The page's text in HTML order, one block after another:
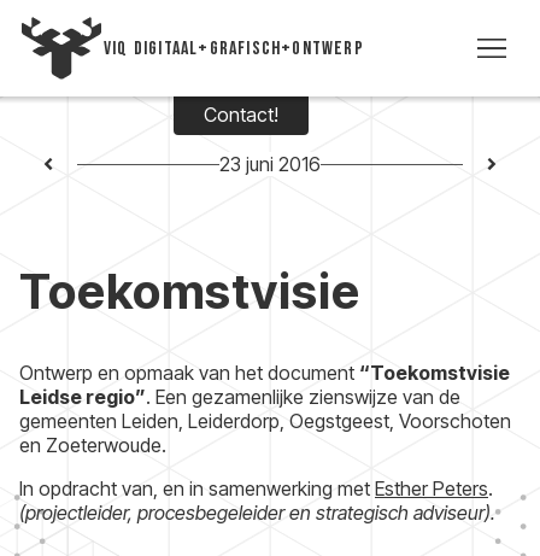
Contact!
23 juni 2016
Toekomstvisie
Ontwerp en opmaak van het document “Toekomstvisie
Leidse regio”. Een gezamenlijke zienswijze van de
gemeenten Leiden, Leiderdorp, Oegstgeest, Voorschoten
en Zoeterwoude.
In opdracht van, en in samenwerking met Esther Peters.
(projectleider, procesbegeleider en strategisch adviseur).
VIQ DIGITAAL+GRAFISCH+ONTWERP